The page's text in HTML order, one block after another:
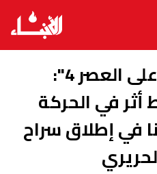
جنبلاط في "شاهد على العصر 4":
أثر في الحركة
في إطلاق سراح